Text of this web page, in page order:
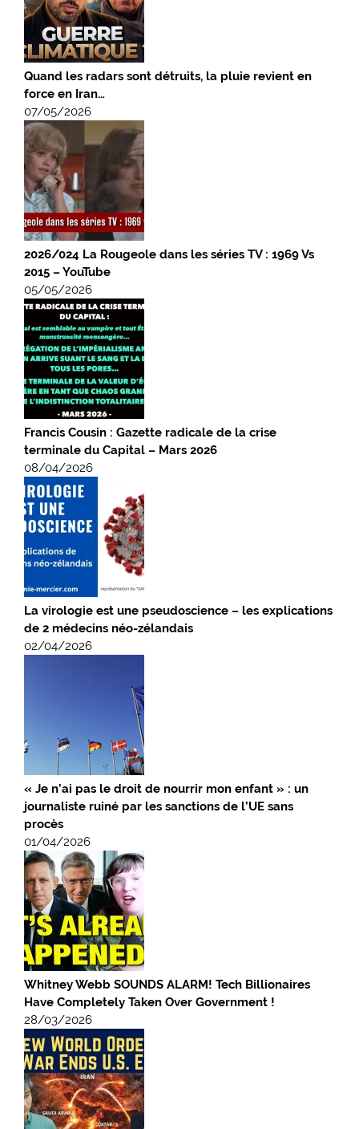
Quand les radars sont détruits, la pluie revient en
force en Iran…
07/05/2026
2026/024 La Rougeole dans les séries TV : 1969 Vs
2015 – YouTube
05/05/2026
Francis Cousin : Gazette radicale de la crise
terminale du Capital – Mars 2026
08/04/2026
La virologie est une pseudoscience – les explications
de 2 médecins néo-zélandais
02/04/2026
« Je n’ai pas le droit de nourrir mon enfant » : un
journaliste ruiné par les sanctions de l’UE sans
procès
01/04/2026
Whitney Webb SOUNDS ALARM! Tech Billionaires
Have Completely Taken Over Government !
28/03/2026